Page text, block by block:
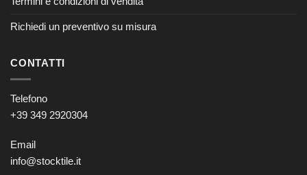
Richiedi un preventivo su misura
CONTATTI
Telefono
+39 349 2920304
Email
info@stocktile.it